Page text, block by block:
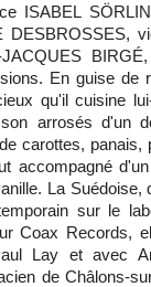
ISABEL
DESBROSSES,
En guise de
qu'il cuisine
arrosés d'un
carottes, panais,
accompagné
La Suédoise,
sur le
Coax Records,
Lay et avec
de Châlons-